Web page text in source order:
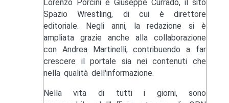
Lorenzo Porcini e Giuseppe Currado, il sito
Spazio Wrestling, di cui è direttore
editoriale. Negli anni, la redazione si è
ampliata grazie anche alla collaborazione
con Andrea Martinelli, contribuendo a far
crescere il portale sia nei contenuti che
nella qualità dell'informazione.
Nella vita di tutti i giorni, sono